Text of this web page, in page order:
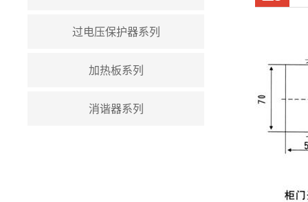
过电压保护器系列
加热板系列
消谐器系列